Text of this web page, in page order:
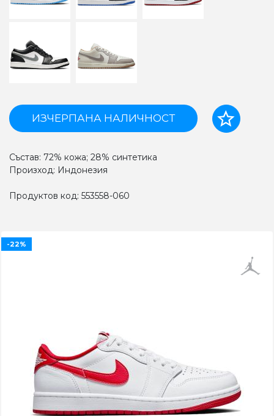
ИЗЧЕРПАНА НАЛИЧНОСТ
Състав: 72% кожа; 28% синтетика
Произход: Индонезия
Продуктов код: 553558-060
-22%